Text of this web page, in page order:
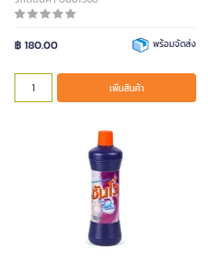
฿ 180.00 พร้อมจัดส่ง
เพิ่มสินค้า